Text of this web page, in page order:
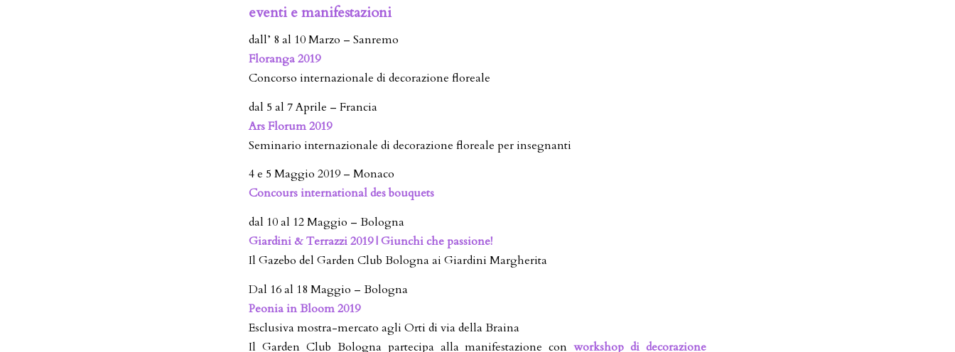
eventi e manifestazioni
dall’ 8 al 10 Marzo – Sanremo
Floranga 2019
Concorso internazionale di decorazione floreale
dal 5 al 7 Aprile – Francia
Ars Florum 2019
Seminario internazionale di decorazione floreale per insegnanti
4 e 5 Maggio 2019 – Monaco
Concours international des bouquets
dal 10 al 12 Maggio – Bologna
Giardini & Terrazzi 2019 | Giunchi che passione!
Il Gazebo del Garden Club Bologna ai Giardini Margherita
Dal 16 al 18 Maggio – Bologna
Peonia in Bloom 2019
Esclusiva mostra-mercato agli Orti di via della Braina
Il Garden Club Bologna partecipa alla manifestazione conworkshop di decorazione